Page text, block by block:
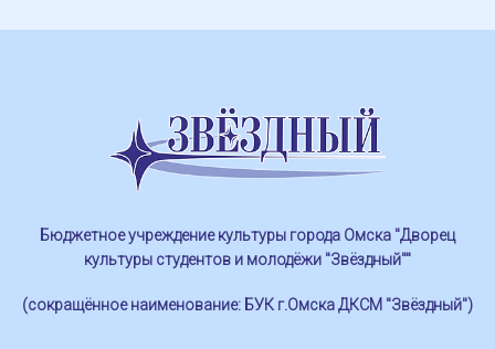
Бюджетное учреждение культуры города Омска "Дворец
культуры студентов и молодёжи "Звёздный""
(сокращённое наименование: БУК г.Омска ДКСМ "Звёздный")